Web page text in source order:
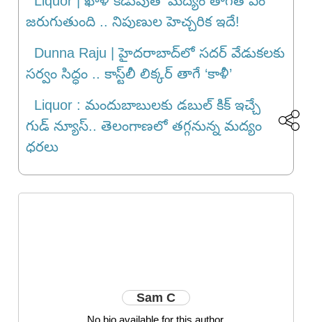
జరుగుతుంది .. నిపుణుల హెచ్చరిక ఇదే!
Dunna Raju | హైదరాబాద్‌లో సదర్ వేడుకలకు
సర్వం సిద్ధం .. కాస్ట్‌లీ లిక్కర్ తాగే ‘కాళీ’
Liquor : మందుబాబులకు డ‌బుల్ కిక్ ఇచ్చే
గుడ్ న్యూస్.. తెలంగాణలో తగ్గనున్న మద్యం
ధరలు
Sam C
No bio available for this author.